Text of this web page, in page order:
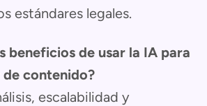
estándares legales.
beneficios de usar la IA para
contenido?
escalabilidad y